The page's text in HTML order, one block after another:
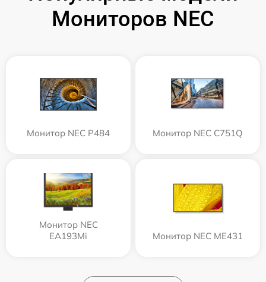
Мониторов NEC
Монитор NEC P484 Монитор NEC C751Q
Монитор NEC
EA193Mi
Монитор NEC ME431